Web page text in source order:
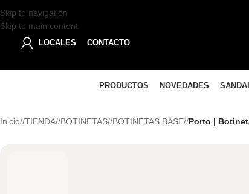
Skip to navigation
Skip to main content
LOCALES CONTACTO
PRODUCTOS NOVEDADES
Inicio/ TIENDA/ BOTINETAS/ BOTINETAS BASE/ Porto |